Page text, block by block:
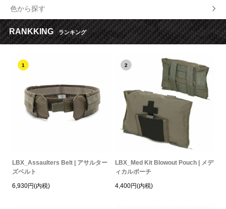
色から探す
RANKKING ランキング
1
LBX_Assaulters Belt | アサルター
ズベルト
6,930円(内税)
2
LBX_Med Kit Blowout Pouch | メデ
ィカルポーチ
4,400円(内税)